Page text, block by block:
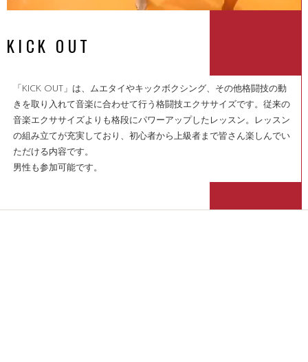
KICK OUT
「KICK OUT」は、ムエタイやキックボクシング、その他格闘技の動
きを取り入れて音楽に合わせて行う格闘技エクササイズです。従来の
音楽エクササイズよりも格段にパワーアップしたレッスン。レッスン
の組み立てが充実しており、初心者から上級者まで皆さん楽しんでい
ただける内容です。
男性も参加可能です。